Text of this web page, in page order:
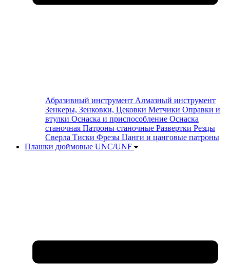
Абразивный инструмент Алмазный инструмент
Зенкеры, Зенковки, Цековки Метчики Оправки и
втулки Оснаска и приспособление Оснаска
станочная Патроны станочные Развертки Резцы
Сверла Тиски Фрезы Цанги и цанговые патроны
Плашки дюймовые UNC/UNF